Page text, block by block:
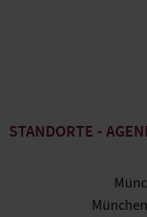
STANDORTE -